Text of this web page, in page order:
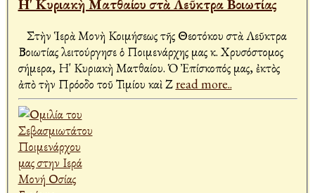
Η' Κυριακὴ Ματθαίου στὰ Λεῦκτρα Βοιωτίας
Στὴν Ἱερὰ Μονὴ Κοιμήσεως τῆς Θεοτόκου στὰ Λεῦκτρα
Βοιωτίας λειτούργησε ὁ Ποιμενάρχης μας κ. Χρυσόστομος
σήμερα, Η' Κυριακὴ Ματθαίου. Ὁ Ἐπίσκοπός μας, ἐκτὸς
ἀπὸ τὴν Πρόοδο τοῦ Τιμίου καὶ Ζread more..